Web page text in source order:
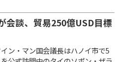
会談、貿易250億USD目標
ン・マン国会議長はハノイ市で5